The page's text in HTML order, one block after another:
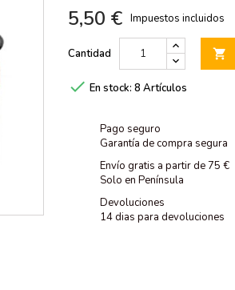
5,50 € Impuestos incluidos
Cantidad 
 En stock: 8 Artículos
Pago seguro
Garantía de compra segura
Envío gratis a partir de 75 €
Solo en Península
Devoluciones
14 dias para devoluciones